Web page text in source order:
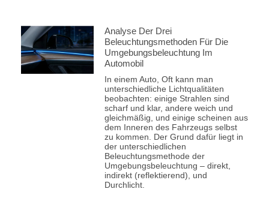
Analyse Der Drei
Beleuchtungsmethoden Für Die
Umgebungsbeleuchtung Im
Automobil
In einem Auto, Oft kann man
unterschiedliche Lichtqualitäten
beobachten: einige Strahlen sind
scharf und klar, andere weich und
gleichmäßig, und einige scheinen aus
dem Inneren des Fahrzeugs selbst
zu kommen. Der Grund dafür liegt in
der unterschiedlichen
Beleuchtungsmethode der
Umgebungsbeleuchtung – direkt,
indirekt (reflektierend), und
Durchlicht.